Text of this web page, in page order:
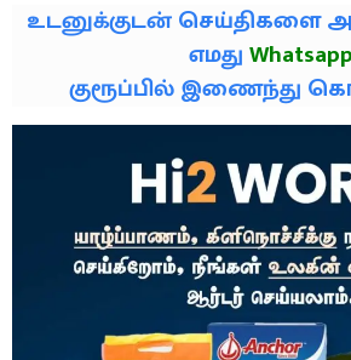
உடனுக்குடன் செய்திகளை
எமதுWhatsapp
குரூப்பில் இணைந்து